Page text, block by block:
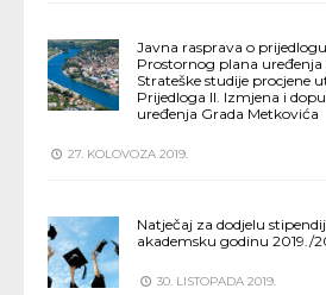
Javna rasprava o
Prostornog plana
Strateške studije procjene
Prijedloga II. Izmjena i
uređenja Grada Metkovića
27. KOLOVOZA 2019.
Natječaj za dodjelu
akademsku godinu 2019./
30. LISTOPADA 2019.